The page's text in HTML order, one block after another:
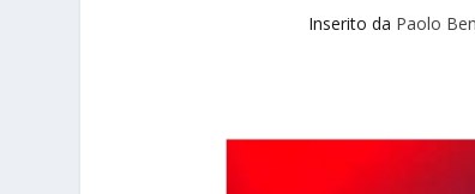
Inserito da Paolo